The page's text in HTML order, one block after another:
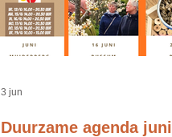
Duurzame agenda juni
3 jun